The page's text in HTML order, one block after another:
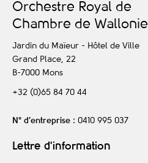
Orchestre Royal de
Chambre de Wallonie
Jardin du Maïeur - Hôtel de Ville
Grand Place, 22
B-7000 Mons
+32 (0)65 84 70 44
N° d’entreprise : 0410 995 037
Lettre d'information